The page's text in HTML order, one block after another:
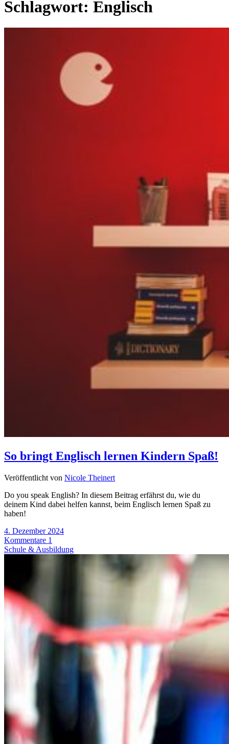
Schlagwort: Englisch
So bringt Englisch lernen Kindern Spaß!
Veröffentlicht von Nicole Theinert
Do you speak English? In diesem Beitrag erfährst du, wie du
deinem Kind dabei helfen kannst, beim Englisch lernen Spaß zu
haben!
4. Dezember 2024
Kommentare 1
Schule & Ausbildung